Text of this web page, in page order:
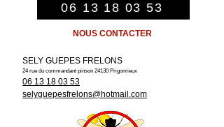
06 13 18 03 53
NOUS CONTACTER
SELY GUEPES FRELONS
24 rue du commandant pinson 24130 Prigonrieux
06 13 18 03 53
selyguepesfrelons@hotmail.com